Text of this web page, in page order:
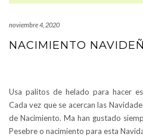
noviembre 4, 2020
NACIMIENTO
Usa palitos de helado para hacer
Cada vez que se acercan las
de Nacimiento. Ma han gustado
Pesebre o nacimiento para esta